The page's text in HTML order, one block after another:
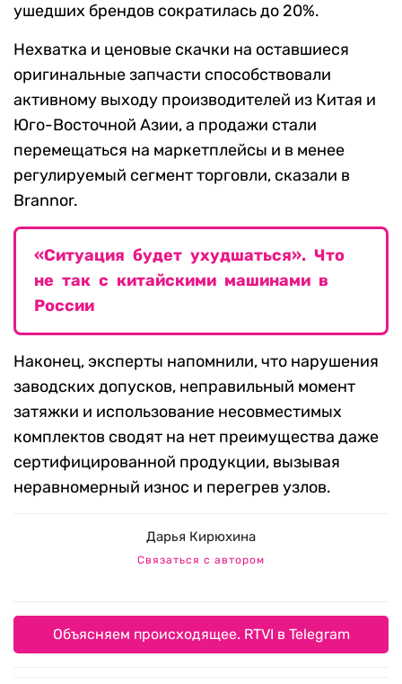
ушедших брендов сократилась до 20%.
Нехватка и ценовые скачки на оставшиеся
оригинальные запчасти способствовали
активному выходу производителей из Китая и
Юго-Восточной Азии, а продажи стали
перемещаться на маркетплейсы и в менее
регулируемый сегмент торговли, сказали в
Brannor.
«Ситуация будет ухудшаться». Что
не так с китайскими машинами в
России
Наконец, эксперты напомнили, что нарушения
заводских допусков, неправильный момент
затяжки и использование несовместимых
комплектов сводят на нет преимущества даже
сертифицированной продукции, вызывая
неравномерный износ и перегрев узлов.
Дарья Кирюхина
Связаться с автором
Объясняем происходящее. RTVI в Telegram